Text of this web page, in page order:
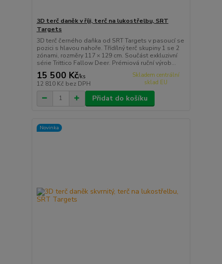
3D terč daněk v říji, terč na lukostřelbu, SRT
Targets
3D terč černého daňka od SRT Targets v pasoucí se
pozici s hlavou nahoře. Třídílný terč skupiny 1 se 2
zónami, rozměry 117 × 129 cm. Součást exkluzivní
série Trittico Fallow Deer. Prémiová ruční výrob...
15 500 Kč/ks
12 810 Kč bez DPH
Skladem centrální
sklad EU
Přidat do košíku
Novinka